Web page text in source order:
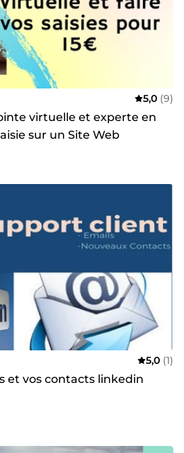
sur vos besoins et je suis sûr
par mon niveau d’attention
5,0 (9)
virtuelle et experte en
sur un Site Web
5,0 (1)
et vos contacts linkedin